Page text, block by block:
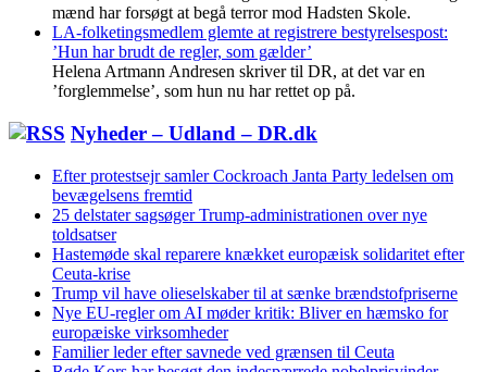
mænd har forsøgt at begå terror mod Hadsten Skole.
LA-folketingsmedlem glemte at registrere bestyrelsespost:
’Hun har brudt de regler, som gælder’
Helena Artmann Andresen skriver til DR, at det var en
’forglemmelse’, som hun nu har rettet op på.
Nyheder – Udland – DR.dk
Efter protestsejr samler Cockroach Janta Party ledelsen om
bevægelsens fremtid
25 delstater sagsøger Trump-administrationen over nye
toldsatser
Hastemøde skal reparere knækket europæisk solidaritet efter
Ceuta-krise
Trump vil have olieselskaber til at sænke brændstofpriserne
Nye EU-regler om AI møder kritik: Bliver en hæmsko for
europæiske virksomheder
Familier leder efter savnede ved grænsen til Ceuta